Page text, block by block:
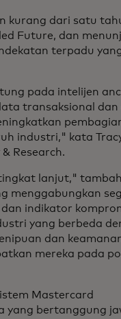
kurang dari satu
Future, dan
terpadu
pada intelijen
transaksional
industri," kata
Research.
lanjut,"
menggabungkan
indikator
yang berbeda
dan
mereka pada
Mastercard
yang bertanggung